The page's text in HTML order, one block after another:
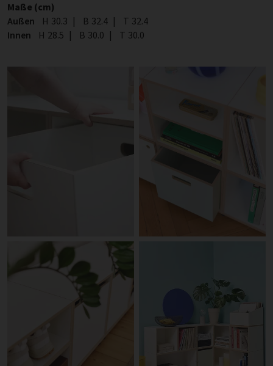
Maße (cm)
Außen
Höhe
H 30.3 | Breite
B 32.4 | Tiefe
T 32.4
Innen
Höhe
H 28.5 | Breite
B 30.0 | Tiefe
T 30.0